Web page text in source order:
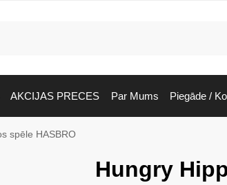
AKCIJAS PRECES Par Mums Piegāde /
spēle HASBRO
Hungry